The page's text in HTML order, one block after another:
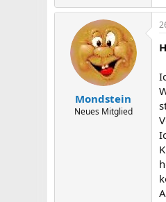
Mondstein
Neues Mitglied